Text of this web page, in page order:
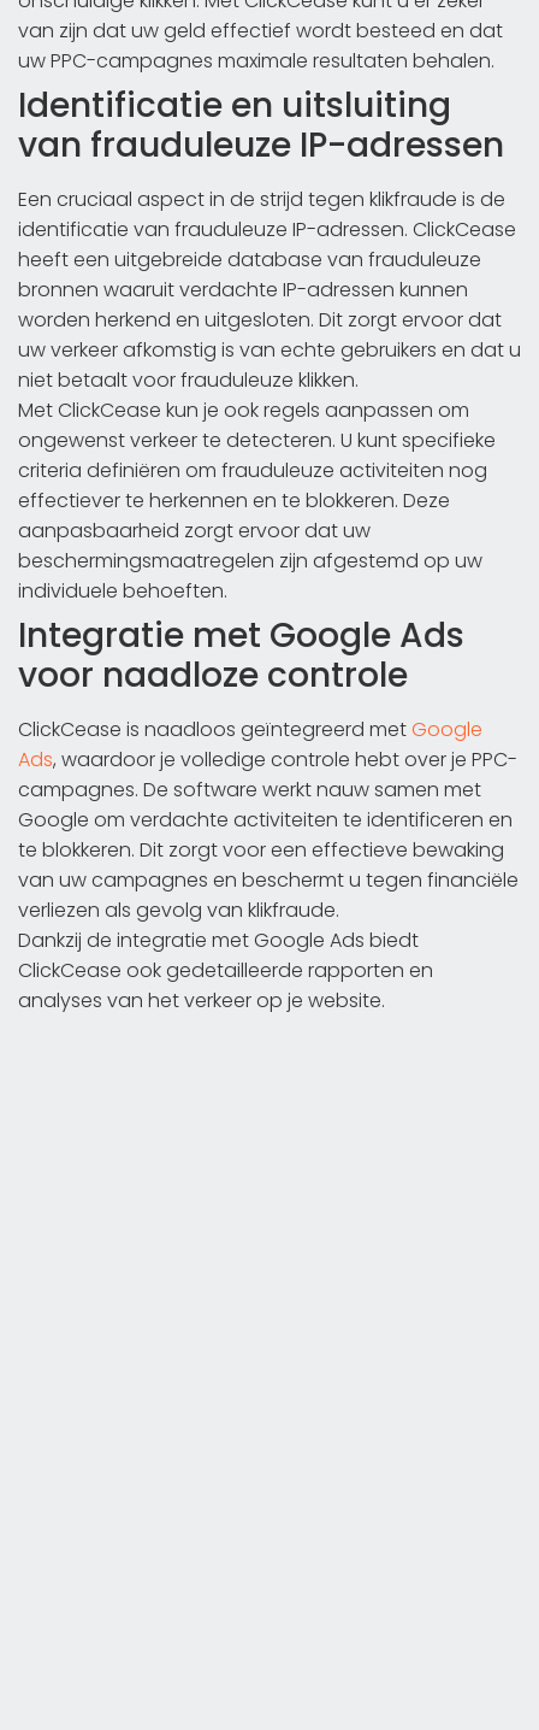
van zijn dat uw geld effectief wordt besteed en dat
uw PPC-campagnes maximale resultaten behalen.
Identificatie en uitsluiting
van frauduleuze IP-adressen
Een cruciaal aspect in de strijd tegen klikfraude is de
identificatie van frauduleuze IP-adressen. ClickCease
heeft een uitgebreide database van frauduleuze
bronnen waaruit verdachte IP-adressen kunnen
worden herkend en uitgesloten. Dit zorgt ervoor dat
uw verkeer afkomstig is van echte gebruikers en dat u
niet betaalt voor frauduleuze klikken.
Met ClickCease kun je ook regels aanpassen om
ongewenst verkeer te detecteren. U kunt specifieke
criteria definiëren om frauduleuze activiteiten nog
effectiever te herkennen en te blokkeren. Deze
aanpasbaarheid zorgt ervoor dat uw
beschermingsmaatregelen zijn afgestemd op uw
individuele behoeften.
Integratie met Google Ads
voor naadloze controle
ClickCease is naadloos geïntegreerd metGoogle
Ads, waardoor je volledige controle hebt over je PPC-
campagnes. De software werkt nauw samen met
Google om verdachte activiteiten te identificeren en
te blokkeren. Dit zorgt voor een effectieve bewaking
van uw campagnes en beschermt u tegen financiële
verliezen als gevolg van klikfraude.
Dankzij de integratie met Google Ads biedt
ClickCease ook gedetailleerde rapporten en
analyses van het verkeer op je website.